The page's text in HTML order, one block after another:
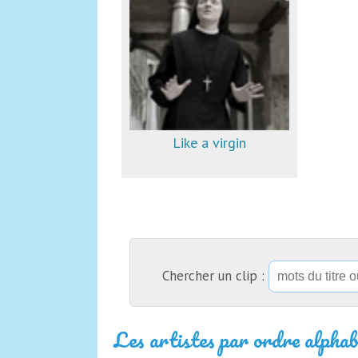
Like a virgin
Chercher un clip :
Les artistes par ordre